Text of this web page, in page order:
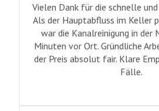
Vielen Dank für die schnelle
Als der Hauptabfluss im Keller
war die Kanalreinigung in der
Minuten vor Ort. Gründliche
der Preis absolut fair. Klare
Fälle.